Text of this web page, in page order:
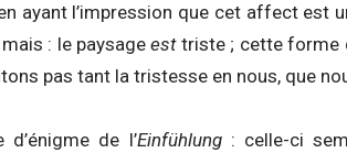
ayant l’impression que cet affect est
: le paysageest triste ; cette forme
pas tant la tristesse en nous, que
de l’Einfühlung : celle-ci